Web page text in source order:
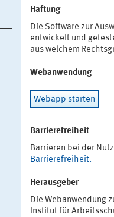
Haftung
Die Software zur
entwickelt und
aus welchem
Webanwendung
Webapp starten
Barrierefreiheit
Barrieren bei der
Barrierefreiheit.
Herausgeber
Die Webanwendung
Institut für